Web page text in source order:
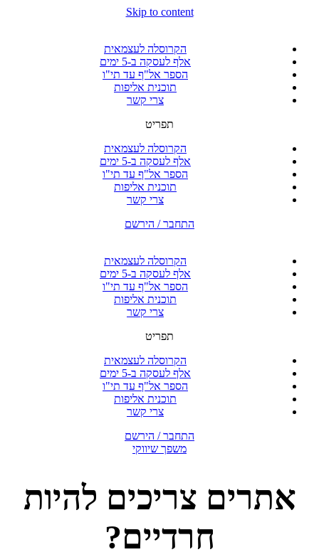
Skip to content
הקרוסלה לעצמאית
אלף לעסקה ב-5 ימים
הספר אל"ף עד תי"ו
תוכנית אליפות
צרי קשר
תפריט
הקרוסלה לעצמאית
אלף לעסקה ב-5 ימים
הספר אל"ף עד תי"ו
תוכנית אליפות
צרי קשר
התחבר / הירשם
הקרוסלה לעצמאית
אלף לעסקה ב-5 ימים
הספר אל"ף עד תי"ו
תוכנית אליפות
צרי קשר
תפריט
הקרוסלה לעצמאית
אלף לעסקה ב-5 ימים
הספר אל"ף עד תי"ו
תוכנית אליפות
צרי קשר
התחבר / הירשם
משפך שיווקי
אתרים צריכים להיות
חרדיים?